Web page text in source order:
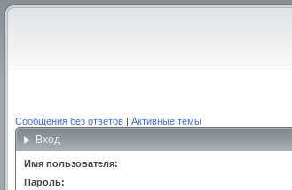
Сообщения без ответов | Активные темы
Вход
Имя пользователя:
Пароль: